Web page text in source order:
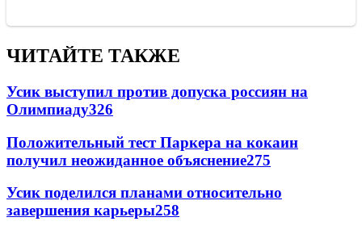
ЧИТАЙТЕ ТАКЖЕ
Усик выступил против допуска россиян на
Олимпиаду326
Положительный тест Паркера на кокаин
получил неожиданное объяснение275
Усик поделился планами относительно
завершения карьеры258